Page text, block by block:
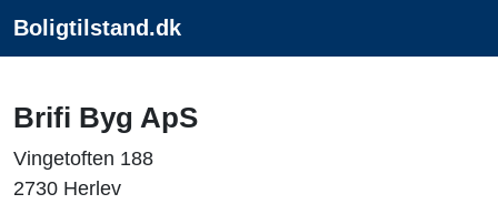
Boligtilstand.dk
Brifi Byg ApS
Vingetoften 188
2730 Herlev